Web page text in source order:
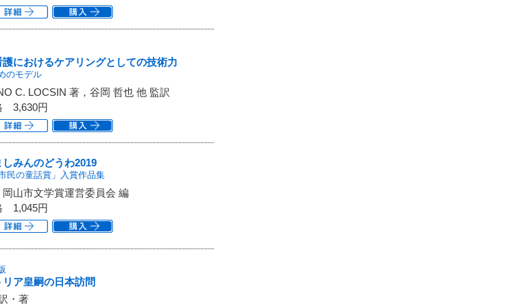
におけるケアリングとしての技術力
のモデル
C. LOCSIN 著，谷岡 哲也 他 監訳
3,630円
しみんのどうわ2019
民の童話賞」入賞作品集
岡山市文学賞運営委員会 編
1,045円
ア皇嗣の日本訪問
・著